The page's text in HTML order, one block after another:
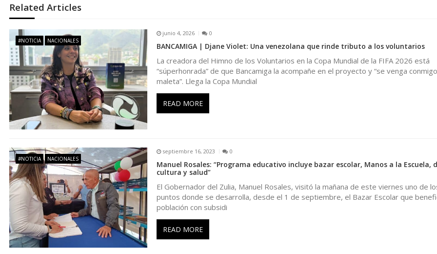
g
a
c
i
ó
n
d
e
e
n
Related Articles
#NOTICIA NACIONALES
junio 4, 2026 0
BANCAMIGA | Djane Violet: Una venezolana que rinde tributo a los voluntarios
La creadora del Himno de los Voluntarios en la Copa Mundial de la FIFA 2026 está
“súperhonrada” de que Bancamiga la acompañe en el proyecto y “se venga
maleta”. Llega la Copa Mundial
READ MORE
#NOTICIA NACIONALES
septiembre 16, 2023 0
Manuel Rosales: “Programa educativo incluye bazar escolar, Manos a la Escuela,
cultura y salud”
El Gobernador del Zulia, Manuel Rosales, visitó la mañana de este viernes uno de
puntos donde se desarrolla, desde el 1 de septiembre, el Bazar Escolar que
población con subsidi
READ MORE